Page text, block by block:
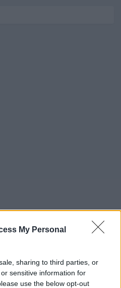
My Personal
sharing to third parties, or
sensitive information for
use the below opt-out